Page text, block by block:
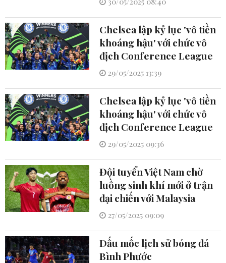
Chelsea lập kỷ lục 'vô tiền
khoáng hậu' với chức vô
địch Conference League
29/05/2025 13:39
Chelsea lập kỷ lục 'vô tiền
khoáng hậu' với chức vô
địch Conference League
29/05/2025 09:36
Đội tuyển Việt Nam chờ
luồng sinh khí mới ở trận
đại chiến với Malaysia
27/05/2025 09:09
Dấu mốc lịch sử bóng đá
Bình Phước